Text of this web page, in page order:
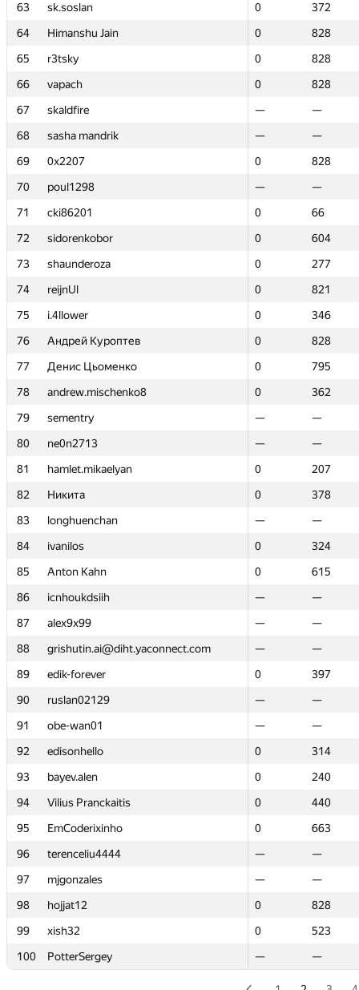
63
sk.soslan 0
372
64
Himanshu Jain 0
828
65
r3tsky 0
828
66
vapach 0
828
67
skaldfire —
—
68
sasha mandrik —
—
69
0x2207 0
828
70
poul1298 —
—
71
cki86201 0
66
72
sidorenkobor 0
604
73
shaunderoza 0
277
74
reijnUl 0
821
75
i.4llower 0
346
76
Андрей Куроптев 0
828
77
Денис Цьоменко 0
795
78
andrew.mischenko8 0
362
79
sementry —
—
80
ne0n2713 —
—
81
hamlet.mikaelyan 0
207
82
Никита 0
378
83
longhuenchan —
—
84
ivanilos 0
324
85
Anton Kahn 0
615
86
icnhoukdsiih —
—
87
alex9x99 —
—
88
grishutin.ai@diht.yaconnect.com —
—
89
edik-forever 0
397
90
ruslan02129 —
—
91
obe-wan01 —
—
92
edisonhello 0
314
93
bayev.alen 0
240
94
Vilius Pranckaitis 0
440
95
EmCoderixinho 0
663
96
terenceliu4444 —
—
97
mjgonzales —
—
98
hojjat12 0
828
99
xish32 0
523
100
PotterSergey — —
63
sk.soslan 0
372
64
Himanshu Jain 0
828
65
r3tsky 0
828
66
vapach 0
828
67
skaldfire —
—
68
sasha mandrik —
—
69
0x2207 0
828
70
poul1298 —
—
71
cki86201 0
66
72
sidorenkobor 0
604
73
shaunderoza 0
277
74
reijnUl 0
821
75
i.4llower 0
346
76
Андрей Куроптев 0
828
77
Денис Цьоменко 0
795
78
andrew.mischenko8 0
362
79
sementry —
—
80
ne0n2713 —
—
81
hamlet.mikaelyan 0
207
82
Никита 0
378
83
longhuenchan —
—
84
ivanilos 0
324
85
Anton Kahn 0
615
86
icnhoukdsiih —
—
87
alex9x99 —
—
88
grishutin.ai@diht.yaconnect.com —
—
89
edik-forever 0
397
90
ruslan02129 —
—
91
obe-wan01 —
—
92
edisonhello 0
314
93
bayev.alen 0
240
94
Vilius Pranckaitis 0
440
95
EmCoderixinho 0
663
96
terenceliu4444 —
—
97
mjgonzales —
—
98
hojjat12 0
828
99
xish32 0
523
100
PotterSergey — —